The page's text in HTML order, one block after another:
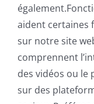
aident certaines
sur notre site
comprennent
des vidéos ou le
sur des